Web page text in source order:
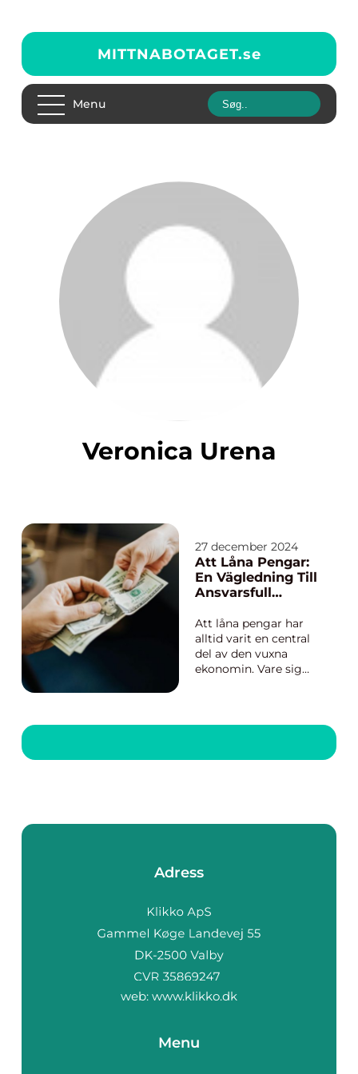
MITTNABOTAGET.se
Menu
Veronica Urena
27 december 2024
Att Låna Pengar:
En Vägledning Till
Ansvarsfull
Att låna pengar har
alltid varit en central
del av den vuxna
ekonomin. Vare sig
köpa hus eller bil, att
utgifter, eller för att
Adress
web: www.klikko.dk
Menu